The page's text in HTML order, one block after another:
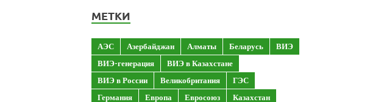
МЕТКИ
АЭС Азербайджан Алматы Беларусь
ВИЭ
ВИЭ-генерация
ВИЭ в Казахстане
ВИЭ в России
Великобритания
ГЭС
Германия
Европа Евросоюз
Казахстан